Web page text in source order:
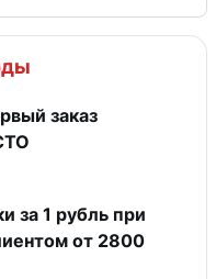
заказ
за 1 рубль при
от 2800